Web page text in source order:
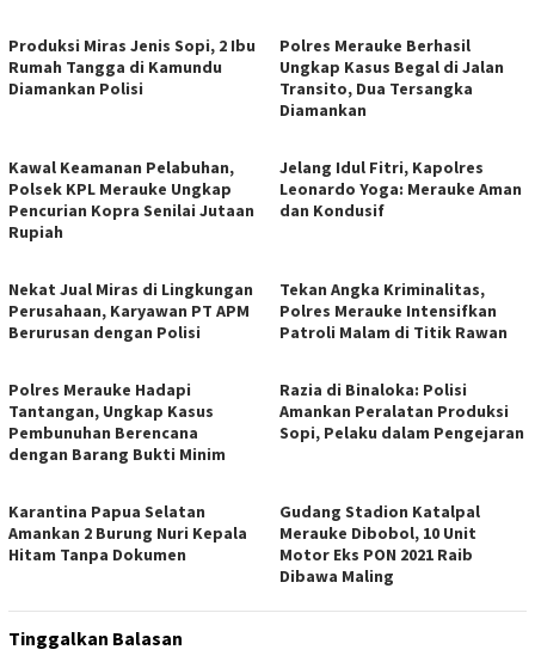
Produksi Miras Jenis Sopi, 2 Ibu
Rumah Tangga di Kamundu
Diamankan Polisi
Polres Merauke Berhasil
Ungkap Kasus Begal di Jalan
Transito, Dua Tersangka
Diamankan
Kawal Keamanan Pelabuhan,
Polsek KPL Merauke Ungkap
Pencurian Kopra Senilai Jutaan
Rupiah
Jelang Idul Fitri, Kapolres
Leonardo Yoga: Merauke Aman
dan Kondusif
Nekat Jual Miras di Lingkungan
Perusahaan, Karyawan PT APM
Berurusan dengan Polisi
Tekan Angka Kriminalitas,
Polres Merauke Intensifkan
Patroli Malam di Titik Rawan
Polres Merauke Hadapi
Tantangan, Ungkap Kasus
Pembunuhan Berencana
dengan Barang Bukti Minim
Razia di Binaloka: Polisi
Amankan Peralatan Produksi
Sopi, Pelaku dalam Pengejaran
Karantina Papua Selatan
Amankan 2 Burung Nuri Kepala
Hitam Tanpa Dokumen
Gudang Stadion Katalpal
Merauke Dibobol, 10 Unit
Motor Eks PON 2021 Raib
Dibawa Maling
Tinggalkan Balasan